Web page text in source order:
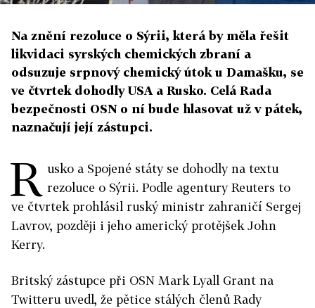
Na znění rezoluce o Sýrii, která by měla řešit
likvidaci syrských chemických zbraní a
odsuzuje srpnový chemický útok u Damašku, se
ve čtvrtek dohodly USA a Rusko. Celá Rada
bezpečnosti OSN o ní bude hlasovat už v pátek,
naznačují její zástupci.
R usko a Spojené státy se dohodly na textu
rezoluce o Sýrii. Podle agentury Reuters to
ve čtvrtek prohlásil ruský ministr zahraničí Sergej
Lavrov, později i jeho americký protějšek John
Kerry.
Britský zástupce při OSN Mark Lyall Grant na
Twitteru uvedl, že pětice stálých členů Rady